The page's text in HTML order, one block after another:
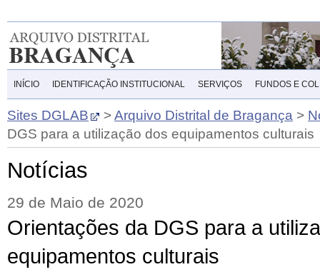
INÍCIO IDENTIFICAÇÃO INSTITUCIONAL SERVIÇOS FUNDOS E
Sites DGLAB >Arquivo Distrital de Bragança >
DGS para a utilização dos equipamentos culturais
Notícias
29 de Maio de 2020
Orientações da DGS para a
equipamentos culturais